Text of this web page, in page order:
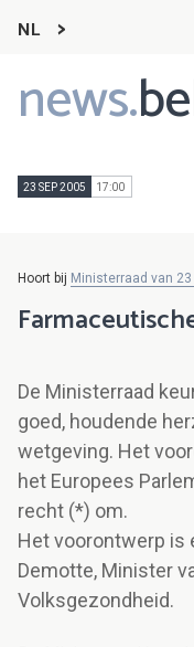
NL
news.
Main
navigation
23 SEP 2005 17:00
Hoort bij Ministerraad van
De Ministerraad
goed, houdende
wetgeving. Het
het Europees
recht (*) om.
Het voorontwerp is
Demotte, Minister
Volksgezondheid.